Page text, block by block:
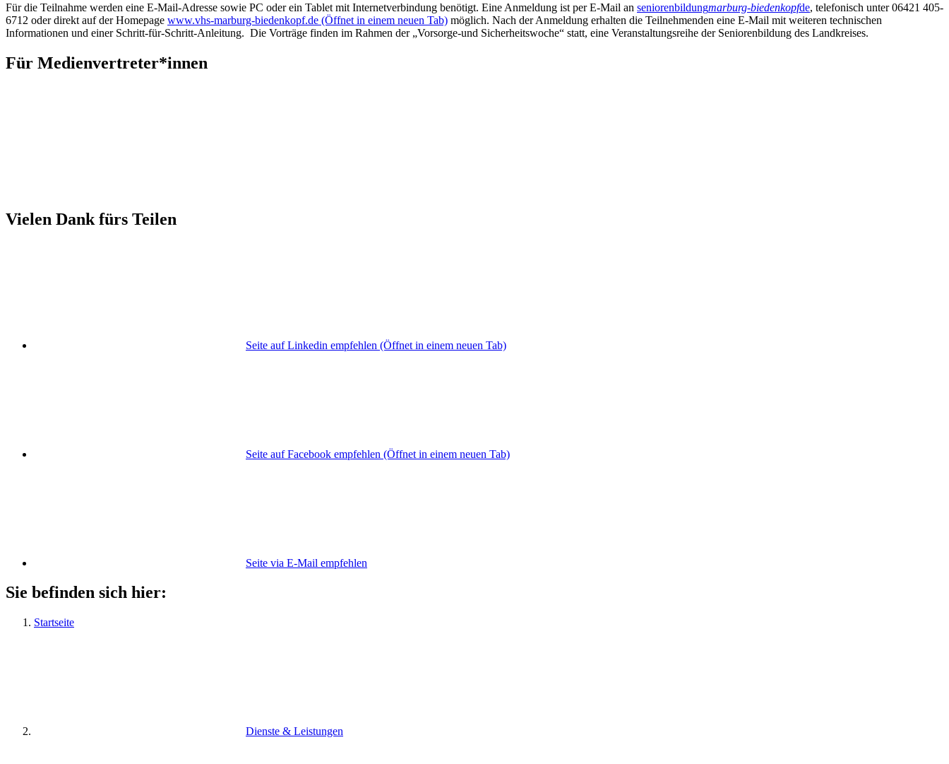
Für die Teilnahme werden eine E-Mail-Adresse sowie PC oder ein Tablet mit Internetverbindung benötigt. Eine Anmeldung ist per E-Mail an seniorenbildungmarburg-biedenkopfde, telefonisch unter 06421 405-
6712 oder direkt auf der Homepage www.vhs-marburg-biedenkopf.de (Öffnet in einem neuen Tab) möglich. Nach der Anmeldung erhalten die Teilnehmenden eine E-Mail mit weiteren technischen
Informationen und einer Schritt-für-Schritt-Anleitung. Die Vorträge finden im Rahmen der „Vorsorge-und Sicherheitswoche“ statt, eine Veranstaltungsreihe der Seniorenbildung des Landkreises.
Für Medienvertreter*innen
Vielen Dank fürs Teilen
Seite auf Linkedin empfehlen (Öffnet in einem neuen Tab)
Seite auf Facebook empfehlen (Öffnet in einem neuen Tab)
Seite via E-Mail empfehlen
Sie befinden sich hier:
Startseite
Dienste & Leistungen